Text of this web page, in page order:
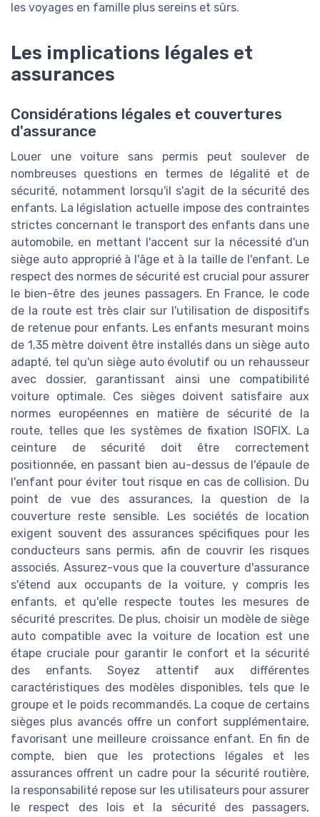
les voyages en famille plus sereins et sûrs.
Les implications légales et
assurances
Considérations légales et couvertures
d'assurance
Louer une voiture sans permis peut soulever de
nombreuses questions en termes de légalité et de
sécurité, notamment lorsqu'il s'agit de la sécurité des
enfants. La législation actuelle impose des contraintes
strictes concernant le transport des enfants dans une
automobile, en mettant l'accent sur la nécessité d'un
siège auto approprié à l'âge et à la taille de l'enfant. Le
respect des normes de sécurité est crucial pour assurer
le bien-être des jeunes passagers. En France, le code
de la route est très clair sur l'utilisation de dispositifs
de retenue pour enfants. Les enfants mesurant moins
de 1,35 mètre doivent être installés dans un siège auto
adapté, tel qu'un siège auto évolutif ou un rehausseur
avec dossier, garantissant ainsi une compatibilité
voiture optimale. Ces sièges doivent satisfaire aux
normes européennes en matière de sécurité de la
route, telles que les systèmes de fixation ISOFIX. La
ceinture de sécurité doit être correctement
positionnée, en passant bien au-dessus de l'épaule de
l'enfant pour éviter tout risque en cas de collision. Du
point de vue des assurances, la question de la
couverture reste sensible. Les sociétés de location
exigent souvent des assurances spécifiques pour les
conducteurs sans permis, afin de couvrir les risques
associés. Assurez-vous que la couverture d'assurance
s'étend aux occupants de la voiture, y compris les
enfants, et qu'elle respecte toutes les mesures de
sécurité prescrites. De plus, choisir un modèle de siège
auto compatible avec la voiture de location est une
étape cruciale pour garantir le confort et la sécurité
des enfants. Soyez attentif aux différentes
caractéristiques des modèles disponibles, tels que le
groupe et le poids recommandés. La coque de certains
sièges plus avancés offre un confort supplémentaire,
favorisant une meilleure croissance enfant. En fin de
compte, bien que les protections légales et les
assurances offrent un cadre pour la sécurité routière,
la responsabilité repose sur les utilisateurs pour assurer
le respect des lois et la sécurité des passagers,